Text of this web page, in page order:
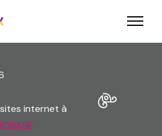
internet à